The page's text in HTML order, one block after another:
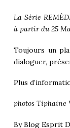
La Série
à partir du 25
Toujours un
dialoguer,
Plus
photos Tiphaine
ByBlog Esprit